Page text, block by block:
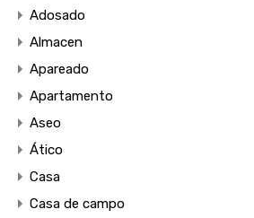
Adosado
Almacen
Apareado
Apartamento
Aseo
Ático
Casa
Casa de campo